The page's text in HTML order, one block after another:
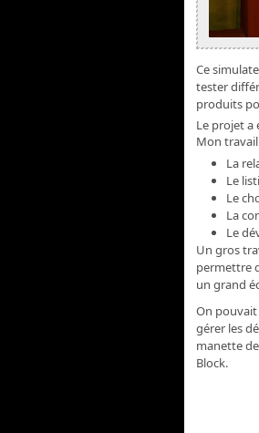
Ce
tester
produits
Le projet a
Mon
La
Le
Le
La
Le
Un gros
permettre
un grand
On
gérer les
manette
Block.